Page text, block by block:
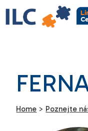
Home > Poznejte